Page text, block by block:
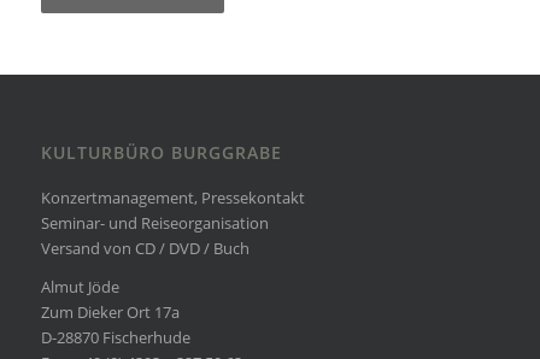
KULTURBÜRO BURGGRABE
Konzertmanagement, Pressekontakt
Seminar- und Reiseorganisation
Versand von CD / DVD / Buch
Almut Jöde
Zum Dieker Ort 17a
D-28870 Fischerhude